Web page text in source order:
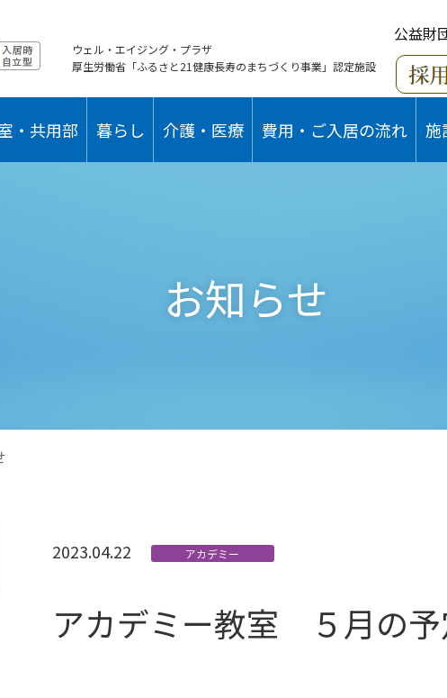
公益財
ウェル・エイジング・プラザ
厚生労働省「ふるさと21健康長寿のまちづくり事業」認定施設
・共用部 暮らし 介護・医療 費用・ご入居の流れ 施
お知らせ
2023.04.22 アカデミー
アカデミー教室 ５月の